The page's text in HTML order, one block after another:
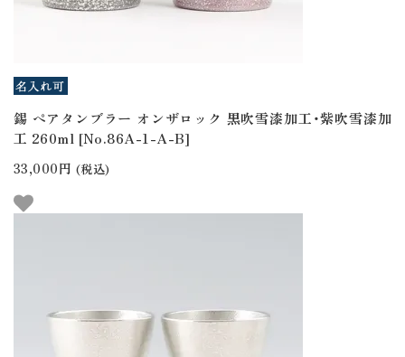
錫 ペアタンブラー オンザロック 黒吹雪漆加工・紫吹雪漆加
工 260ml [No.86A-1-A-B]
33,000円 (税込)